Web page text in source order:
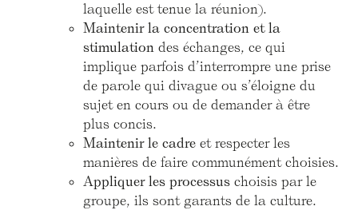
laquelle est tenue la réunion).
Maintenir la concentration et la
stimulation des échanges, ce qui
implique parfois d’interrompre une prise
de parole qui divague ou s’éloigne du
sujet en cours ou de demander à être
plus concis.
Maintenir le cadre et respecter les
manières de faire communément choisies.
Appliquer les processus choisis par le
groupe, ils sont garants de la culture.